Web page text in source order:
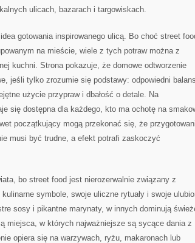
ulicach, bazarach i targowiskach.
gotowania inspirowanego ulicą. Bo choć street
na mieście, wiele z tych potraw można z
kuchni. Strona pokazuje, że domowe odtworzenie
jeśli tylko zrozumie się podstawy: odpowiedni balans
użycie przypraw i dbałość o detale. Na
się dostępna dla każdego, kto ma ochotę na
początkujący mogą przekonać się, że
musi być trudne, a efekt potrafi zaskoczyć
bo street food jest nierozerwalnie związany z
symbole, swoje uliczne rytuały i swoje
sosy i pikantne marynaty, w innych dominują
miejsca, w których najważniejsze są sycące dania z
opiera się na warzywach, ryżu, makaronach lub